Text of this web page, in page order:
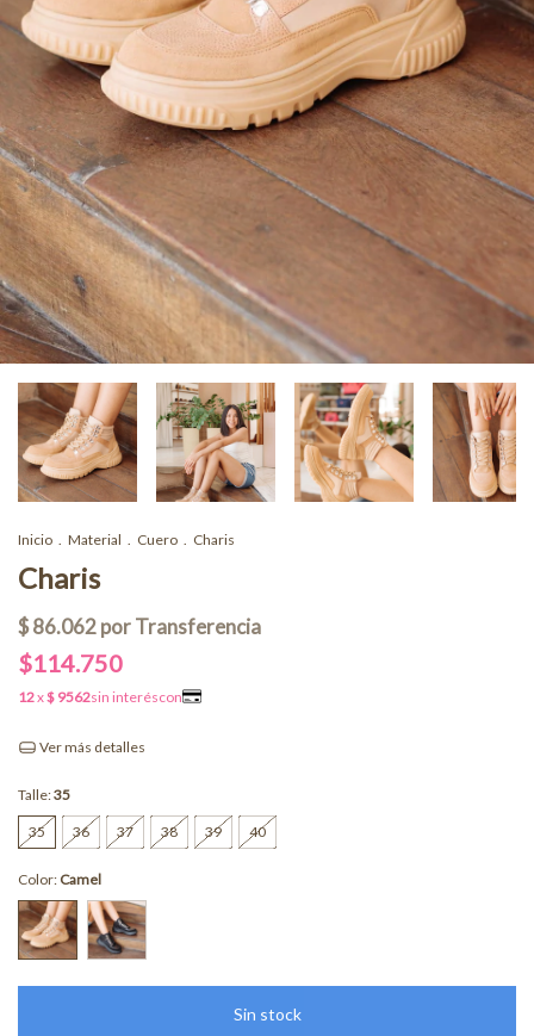
Inicio . Material . Cuero . Charis
Charis
$114.750
Ver más detalles
Talle:35
35 36 37 38 39 40
Color: Camel